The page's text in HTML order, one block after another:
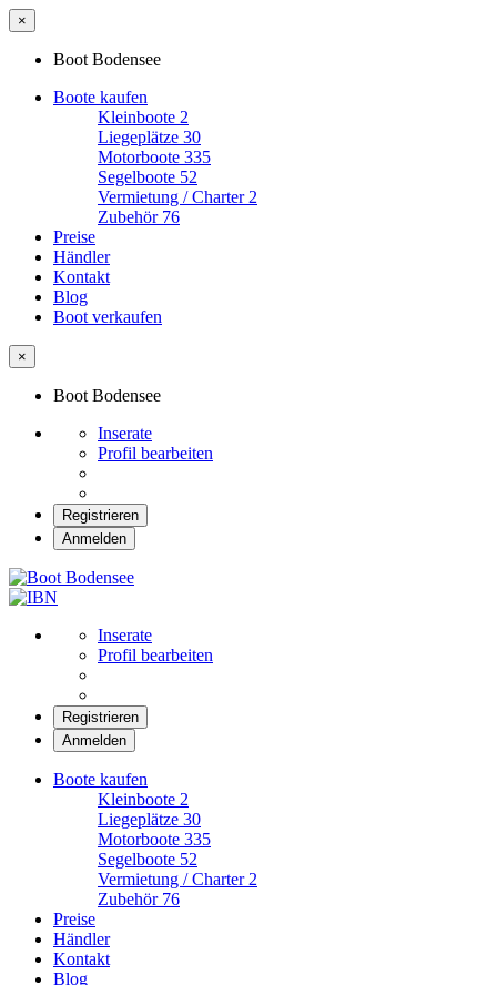
×
Boot Bodensee
Boote kaufen
Kleinboote 2
Liegeplätze 30
Motorboote 335
Segelboote 52
Vermietung / Charter 2
Zubehör 76
Preise
Händler
Kontakt
Blog
Boot verkaufen
×
Boot Bodensee
Inserate
Profil bearbeiten
Registrieren
Anmelden
Inserate
Profil bearbeiten
Registrieren
Anmelden
Boote kaufen
Kleinboote 2
Liegeplätze 30
Motorboote 335
Segelboote 52
Vermietung / Charter 2
Zubehör 76
Preise
Händler
Kontakt
Blog